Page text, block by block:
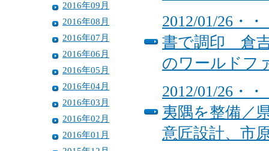
2016年09月
2016年08月
2016年07月
2016年06月
2016年05月
2016年04月
2016年03月
2016年02月
2016年01月
2012/01/26・
書で調印 倉
のワールドフ
2012/01/26・
夷隅を整備／
意匠設計、市